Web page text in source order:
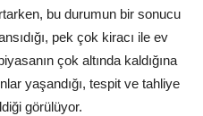
bu durumun bir sonucu
pek çok kiracı ile ev
çok altında kaldığına
yaşandığı, tespit ve tahliye
görülüyor.